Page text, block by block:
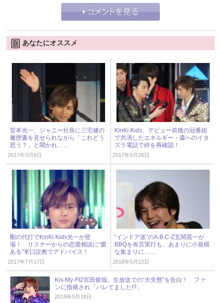
あなたにオススメ
堂本光一、ジャニー社長に三宅健の
履歴書を見せられながら「これどう
思う？」と聞かれ……
2017年3月6日
KinKi Kids、デビュー前後の冠番組
で共演したエネルギー・森へのイタ
ズラ電話で絆を再確認！
2017年8月26日
剛の代打でKinKi Kids光一が登
場！ リスナーからの恋愛相談に“愛
ある”辛口説教でアドバイス！
2017年7月17日
“インドア派”のA.B.C-Z五関晃一が
BBQを有言実行も、あまりに小規模
な集まりに……
2018年5月22日
Kis-My-Ft2宮田俊哉、生放送での“大失態”を告白！ ファ
ンに指摘され「バレてました!?」
2018年5月18日